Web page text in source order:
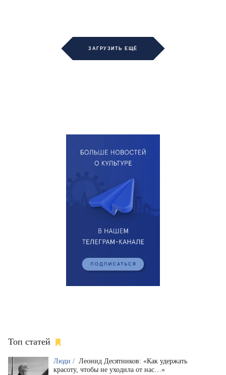
ЗАГРУЗИТЬ ЕЩЁ
Топ статей
Люди / Леонид Десятников: «Как удержать
красоту, чтобы не уходила от нас…»